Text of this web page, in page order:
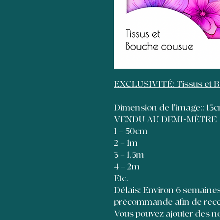
EXCLUSIVITÉ: Tissus et
Dimension de l'image::
VENDU AU DEMI-MÈTRE
1 = 50cm
2 = 1m
3 = 1,5m
4 = 2m
Etc.
Délais: Environ 6
précommande afin de
Vous pouvez ajouter des